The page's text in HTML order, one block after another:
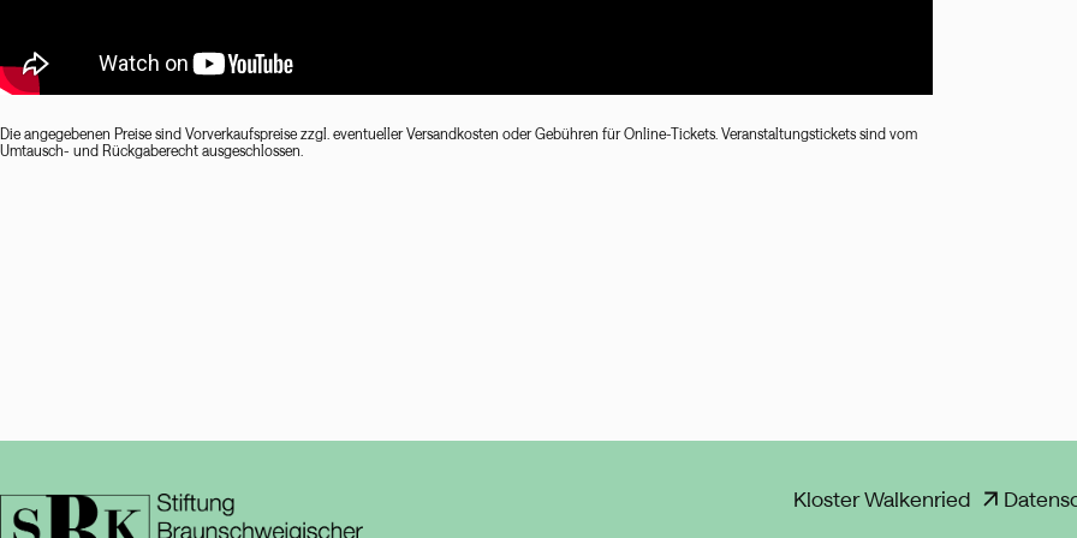
Die angegebenen Preise sind Vorverkaufspreise zzgl. eventueller Versandkosten oder Gebühren für Online-Tickets. Veranstaltungstickets sind vom
Umtausch- und Rückgaberecht ausgeschlossen.
Kloster Walkenried